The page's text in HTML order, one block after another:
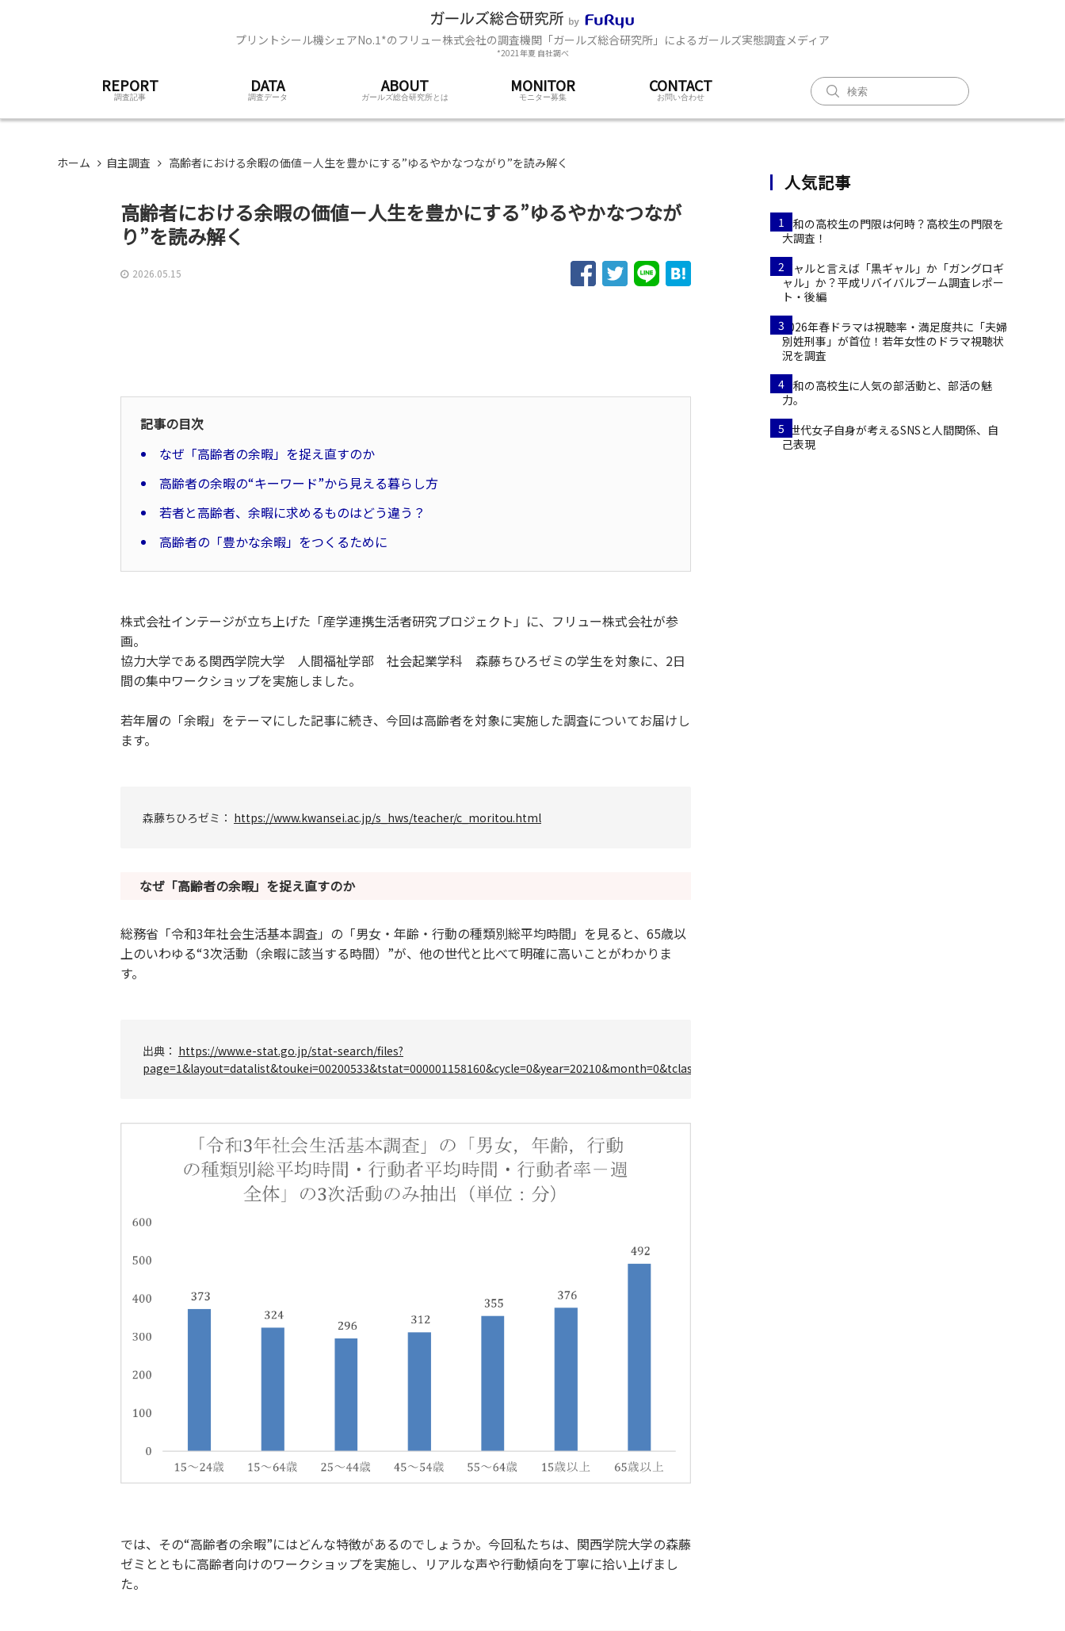
プリントシール機シェアNo.1*のフリュー株式会社の調査機関「ガールズ総合研究所」によるガールズ実態調査メディア
*2021年夏 自社調べ
REPORT
調査記事
DATA
調査データ
ABOUT
ガールズ総合研究所とは
MONITOR
モニター募集
CONTACT
お問い合わせ
ホーム 自主調査 高齢者における余暇の価値－人生を豊かにする”ゆるやかなつながり”を読み解く
高齢者における余暇の価値－人生を豊かにする”ゆるやかなつなが
り”を読み解く
2026.05.15
記事の目次
なぜ「高齢者の余暇」を捉え直すのか
高齢者の余暇の“キーワード”から見える暮らし方
若者と高齢者、余暇に求めるものはどう違う？
高齢者の「豊かな余暇」をつくるために
株式会社インテージが立ち上げた「産学連携生活者研究プロジェクト」に、フリュー株式会社が参
画。
協力大学である関西学院大学 人間福祉学部 社会起業学科 森藤ちひろゼミの学生を対象に、2日
間の集中ワークショップを実施しました。
若年層の「余暇」をテーマにした記事に続き、今回は高齢者を対象に実施した調査についてお届けし
ます。
森藤ちひろゼミ： https://www.kwansei.ac.jp/s_hws/teacher/c_moritou.html
なぜ「高齢者の余暇」を捉え直すのか
総務省「令和3年社会生活基本調査」の「男女・年齢・行動の種類別総平均時間」を見ると、65歳以
上のいわゆる“3次活動（余暇に該当する時間）”が、他の世代と比べて明確に高いことがわかりま
す。
出典： https://www.e-stat.go.jp/stat-search/files?
page=1&layout=datalist&toukei=00200533&tstat=000001158160&cycle=0&year=20210&month=0&tclass1=000001158164&tclass2=000001158180&tclass3=000001158181
では、その“高齢者の余暇”にはどんな特徴があるのでしょうか。今回私たちは、関西学院大学の森藤
ゼミとともに高齢者向けのワークショップを実施し、リアルな声や行動傾向を丁寧に拾い上げまし
た。
人気記事
1令和の高校生の門限は何時？高校生の門限を
大調査！
2ギャルと言えば「黒ギャル」か「ガングロギ
ャル」か？平成リバイバルブーム調査レポー
ト・後編
32026年春ドラマは視聴率・満足度共に「夫婦
別姓刑事」が首位！若年女性のドラマ視聴状
況を調査
4令和の高校生に人気の部活動と、部活の魅
力。
5Z世代女子自身が考えるSNSと人間関係、自
己表現